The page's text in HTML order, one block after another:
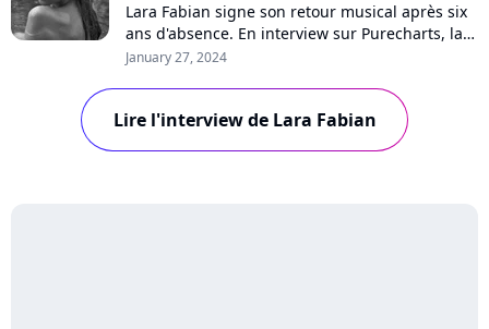
Lara Fabian signe son retour musical après six
ans d'absence. En interview sur Purecharts, la
chanteuse se confie sur sa nouvelle chanson
transmission, son nouvel album, les Enfoirés, la
"Star Academy" ou son rôle de coach dans "The
January 27, 2024
Lire l'interview de Lara Fabian